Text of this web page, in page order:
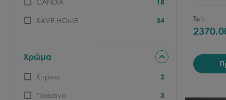
CANDIA 18
KAVE HOME 34
Χρώμα
Κίτρινο 2
Πράσινο 3
Τιμή